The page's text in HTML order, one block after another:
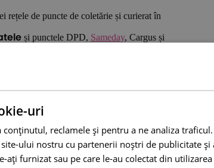
rețele de puncte de coletărie și curierat în
și punctele DPD, Sameday, Cargus și
este
logistice inteligente, cum ar fi sistemele
industriei de curierat. Integrarea
uri
reclamele și pentru a ne analiza traficul.
ului nostru cu partenerii noștri de publicitate și
ați furnizat sau pe care le-au colectat din